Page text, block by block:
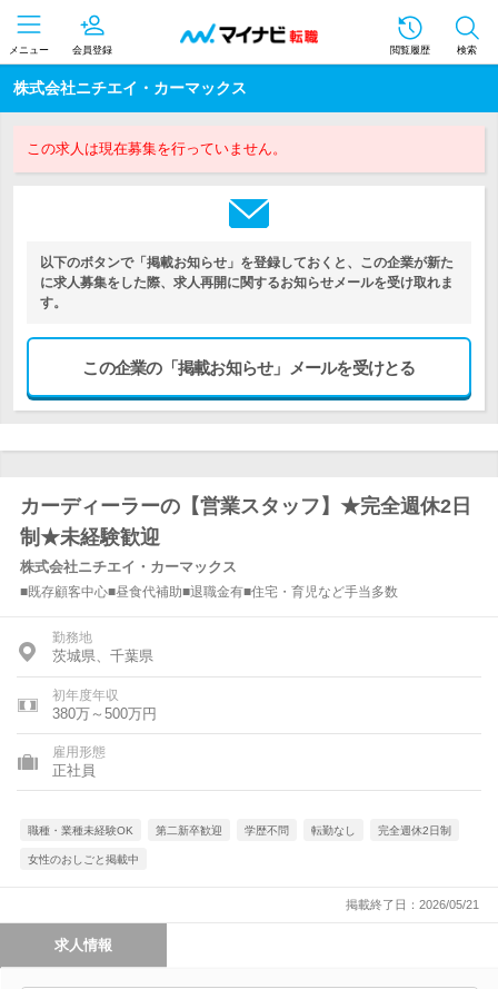
メニュー 会員登録 閲覧履歴 検索
株式会社ニチエイ・カーマックス
この求人は現在募集を行っていません。
以下のボタンで「掲載お知らせ」を登録しておくと、この企業が新た
に求人募集をした際、求人再開に関するお知らせメールを受け取れま
す。
この企業の「掲載お知らせ」メールを受けとる
カーディーラーの【営業スタッフ】★完全週休2日
制★未経験歓迎
株式会社ニチエイ・カーマックス
■既存顧客中心■昼食代補助■退職金有■住宅・育児など手当多数
勤務地
茨城県、千葉県
初年度年収
380万～500万円
雇用形態
正社員
職種・業種未経験OK 第二新卒歓迎 学歴不問 転勤なし 完全週休2日制
女性のおしごと掲載中
掲載終了日：2026/05/21
求人情報